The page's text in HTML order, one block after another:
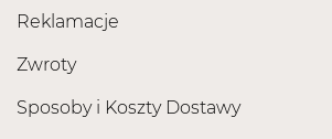
Reklamacje
Zwroty
Sposoby i Koszty Dostawy